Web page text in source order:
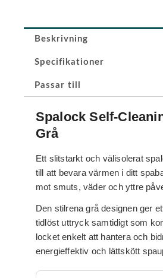
Beskrivning
Specifikationer
Passar till
Spalock Self-
Grå
Ett slitstarkt och välisolerat
till att bevara värmen i ditt
mot smuts, väder och yttre
Den stilrena grå designen ger
tidlöst uttryck samtidigt som
locket enkelt att hantera och
energieffektiv och lättskött